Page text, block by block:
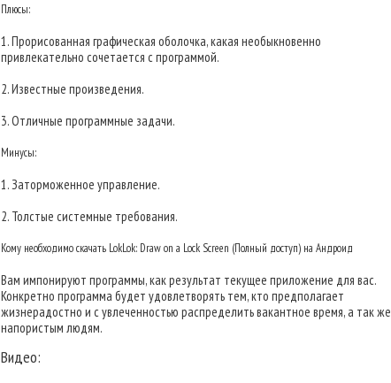
Плюсы:
1. Прорисованная графическая оболочка, какая необыкновенно
привлекательно сочетается с программой.
2. Известные произведения.
3. Отличные программные задачи.
Минусы:
1. Заторможенное управление.
2. Толстые системные требования.
Кому необходимо скачать LokLok: Draw on a Lock Screen (Полный доступ) на Андроид
Вам импонируют программы, как результат текущее приложение для вас.
Конкретно программа будет удовлетворять тем, кто предполагает
жизнерадостно и с увлеченностью распределить вакантное время, а так же
напористым людям.
Видео: